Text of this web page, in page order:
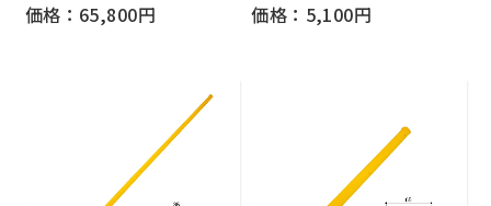
価格：65,800円 価格：5,100円